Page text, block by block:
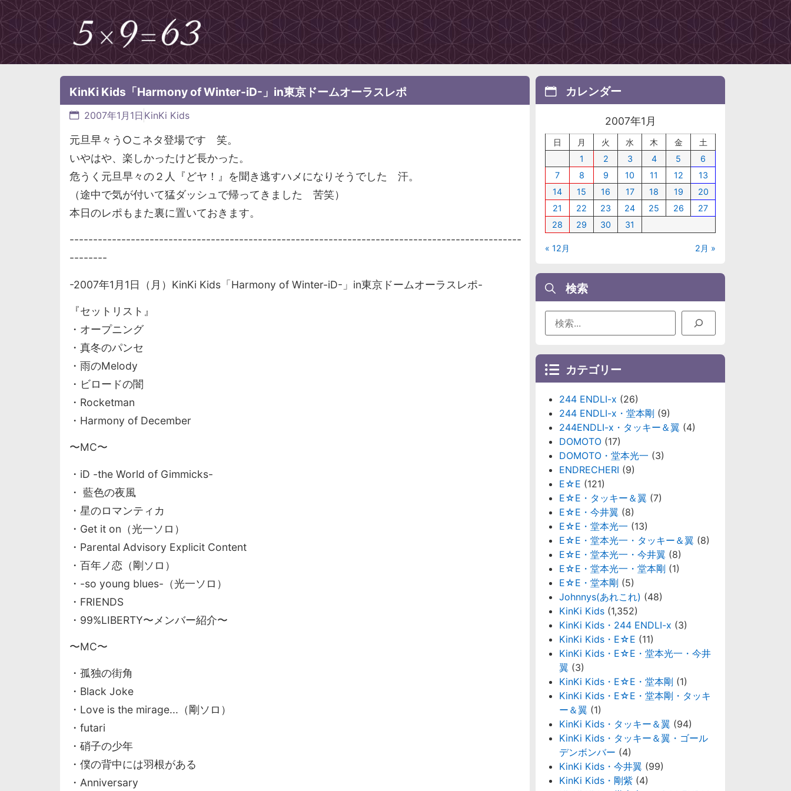
KinKi Kids「Harmony of Winter-iD-」in東京ドームオーラスレポ
2007年1月1日 KinKi Kids
元旦早々う○こネタ登場です 笑。
いやはや、楽しかったけど長かった。
危うく元旦早々の２人『どヤ！』を聞き逃すハメになりそうでした 汗。
（途中で気が付いて猛ダッシュで帰ってきました 苦笑）
本日のレポもまた裏に置いておきます。
------------------------------------------------------------------------------------------------
--------
-2007年1月1日（月）KinKi Kids「Harmony of Winter-iD-」in東京ドームオーラスレポ-
『セットリスト』
・オープニング
・真冬のパンセ
・雨のMelody
・ビロードの闇
・Rocketman
・Harmony of December
〜MC〜
・iD -the World of Gimmicks-
・ 藍色の夜風
・星のロマンティカ
・Get it on（光一ソロ）
・Parental Advisory Explicit Content
・百年ノ恋（剛ソロ）
・-so young blues-（光一ソロ）
・FRIENDS
・99%LIBERTY〜メンバー紹介〜
〜MC〜
・孤独の街角
・Black Joke
・Love is the mirage...（剛ソロ）
・futari
・硝子の少年
・僕の背中には羽根がある
・Anniversary
カレンダー
2007年1月
日 月 火 水 木 金
土
1
2 3 4 5
6
7
8 9 10 11 12
13
14
15 16 17 18 19
20
21
22 23 24 25 26
27
28
29 30 31
« 12月 2月 »
検索
カテゴリー
244 ENDLI-x (26)
244 ENDLI-x・堂本剛 (9)
244ENDLI-x・タッキー＆翼 (4)
DOMOTO (17)
DOMOTO・堂本光一 (3)
ENDRECHERI (9)
E☆E (121)
E☆E・タッキー＆翼 (7)
E☆E・今井翼 (8)
E☆E・堂本光一 (13)
E☆E・堂本光一・タッキー＆翼 (8)
E☆E・堂本光一・今井翼 (8)
E☆E・堂本光一・堂本剛 (1)
E☆E・堂本剛 (5)
Johnnys(あれこれ) (48)
KinKi Kids (1,352)
KinKi Kids・244 ENDLI-x (3)
KinKi Kids・E☆E (11)
KinKi Kids・E☆E・堂本光一・今井
翼 (3)
KinKi Kids・E☆E・堂本剛 (1)
KinKi Kids・E☆E・堂本剛・タッキ
ー＆翼 (1)
KinKi Kids・タッキー＆翼 (94)
KinKi Kids・タッキー＆翼・ゴール
デンボンバー (4)
KinKi Kids・今井翼 (99)
KinKi Kids・剛紫 (4)